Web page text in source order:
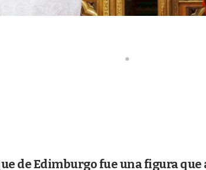
de Edimburgo fue una figura